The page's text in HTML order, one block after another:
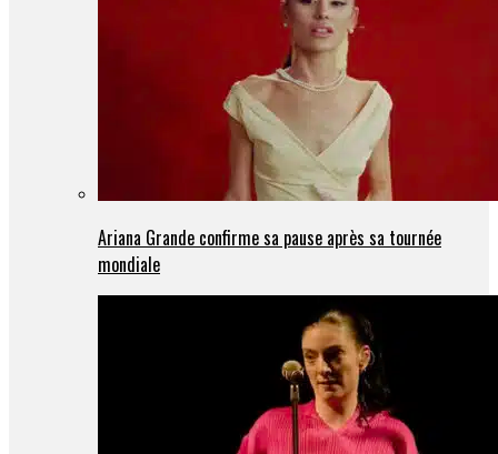
Ariana Grande confirme sa pause après sa tournée
mondiale